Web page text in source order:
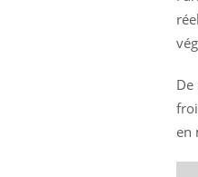
en